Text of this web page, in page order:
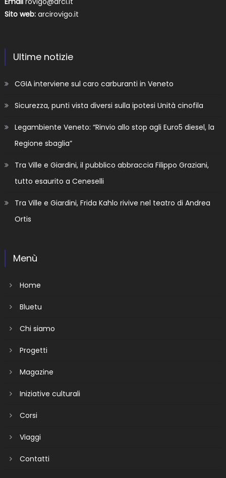
Sito web: arcirovigo.it
Ultime notizie
CGIA interviene sul caro carburanti in Veneto
Sicurezza, punti vista diversi sulla ipotesi Unità cinofila
Legambiente Veneto: “Rinvio allo stop agli Euro5 diesel, la
Regione sbaglia”
Tra Ville e Giardini, il pubblico abbraccia Filippo Graziani,
tutto esaurito a Ceneselli
Tra Ville e Giardini, Frida Kahlo rivive nel teatro di Andrea
Ortis
Menù
Home
Bluetu
Chi siamo
Progetti
Magazine
Iniziative culturali
Corsi
Viaggi
Contatti